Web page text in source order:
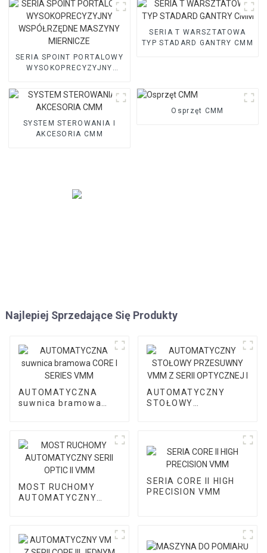
SERIA SPOINT PORTALOWY
WYSOKOPRECYZYJNY
SERIA T WARSZTATOWA
TYP STADARD GANTRY CMM
SYSTEM STEROWANIA I
AKCESORIA CMM
Osprzęt CMM
Najlepiej Sprzedające Się Produkty
AUTOMATYCZNA
suwnica bramowa
AUTOMATYCZNY
STOŁOWY
MOST RUCHOMY
AUTOMATYCZNY
SERIA CORE II HIGH
PRECISION VMM